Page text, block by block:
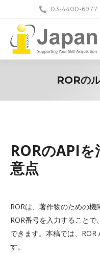
03-4400-6977
RORの
RORのAPI
意点
RORは、著作物のための機
ROR番号を入力すること
できます。本稿では、
す。